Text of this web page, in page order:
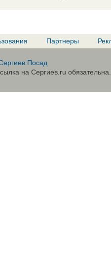
Партнеры
Посад
на Сергиев.ru обязательна.